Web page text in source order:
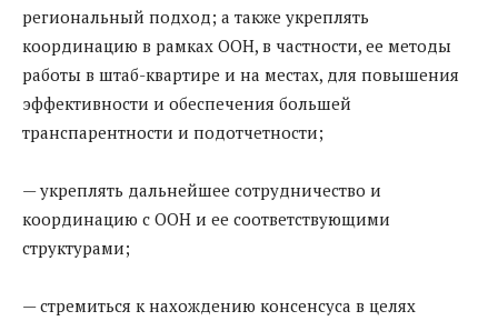
региональный подход; а также укреплять
координацию в рамках ООН, в частности, ее методы
работы в штаб-квартире и на местах, для повышения
эффективности и обеспечения большей
транспарентности и подотчетности;
— укреплять дальнейшее сотрудничество и
координацию с ООН и ее соответствующими
структурами;
— стремиться к нахождению консенсуса в целях